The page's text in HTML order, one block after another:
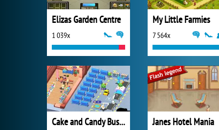
Elizas Garden Centre
1 039x
My Little Farmies
7 564x
Cake and Candy Business Tycoon Janes Hotel Mania